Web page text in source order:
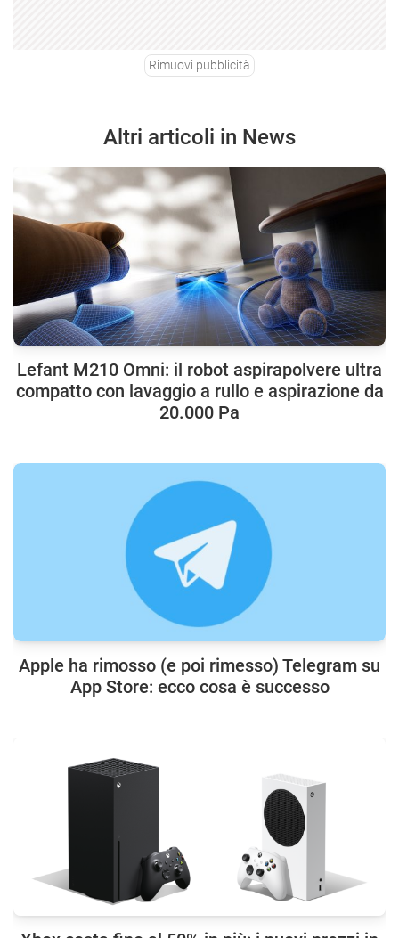
Rimuovi pubblicità
Altri articoli in News
Lefant M210 Omni: il robot aspirapolvere ultra
compatto con lavaggio a rullo e aspirazione da
20.000 Pa
Apple ha rimosso (e poi rimesso) Telegram su
App Store: ecco cosa è successo